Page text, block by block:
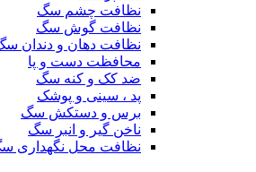
نظافت چشم سگ
نظافت گوش سگ
نظافت دهان و دندان
محافظت دست و پا
ضد کک و کنه سگ
پد ، سینی و پوشک
برس و دستکش سگ
ناخن گیر و انبر سگ
نظافت محل نگهداری